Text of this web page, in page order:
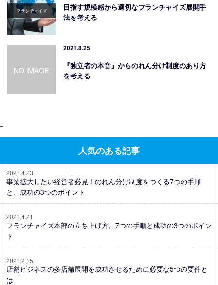
目指す規模感から適切なフランチャイズ展開手
法を考える
2021.8.25
『独立者の本音』からのれん分け制度のあり方
を考える
–
人気のある記事
2021.4.23
事業拡大したい経営者必見！のれん分け制度をつくる7つの手順
と、成功の3つのポイント
2021.4.21
フランチャイズ本部の立ち上げ方。7つの手順と成功の3つのポイン
ト
2021.2.15
店舗ビジネスの多店舗展開を成功させるために必要な5つの要件と
は